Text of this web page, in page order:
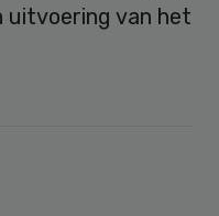
uitvoering van het